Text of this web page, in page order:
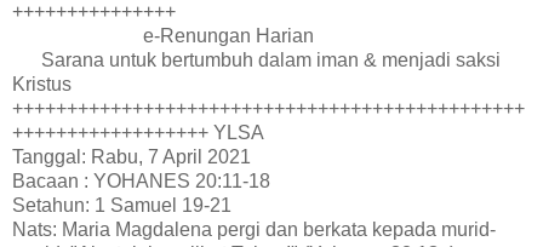
+++++++++++++++
e-Renungan Harian
Sarana untuk bertumbuh dalam iman & menjadi saksi
Kristus
+++++++++++++++++++++++++++++++++++++++++++++++
++++++++++++++++++ YLSA
Tanggal: Rabu, 7 April 2021
Bacaan : YOHANES 20:11-18
Setahun: 1 Samuel 19-21
Nats: Maria Magdalena pergi dan berkata kepada murid-